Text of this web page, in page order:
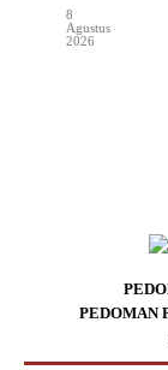
8
Agustus
2026
PEDOMAN